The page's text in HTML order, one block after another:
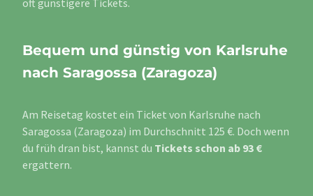
oft günstigere Tickets.
Bequem und günstig von Karlsruhe
nach Saragossa (Zaragoza)
Am Reisetag kostet ein Ticket von Karlsruhe nach
Saragossa (Zaragoza) im Durchschnitt 125 €. Doch wenn
du früh dran bist, kannst du Tickets schon ab 93 €
ergattern.